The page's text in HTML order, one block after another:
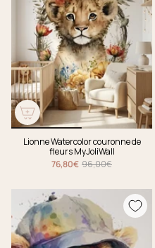
Lionne Watercolor couronne de
fleurs MyJoliWall
76,80€ 96,00€